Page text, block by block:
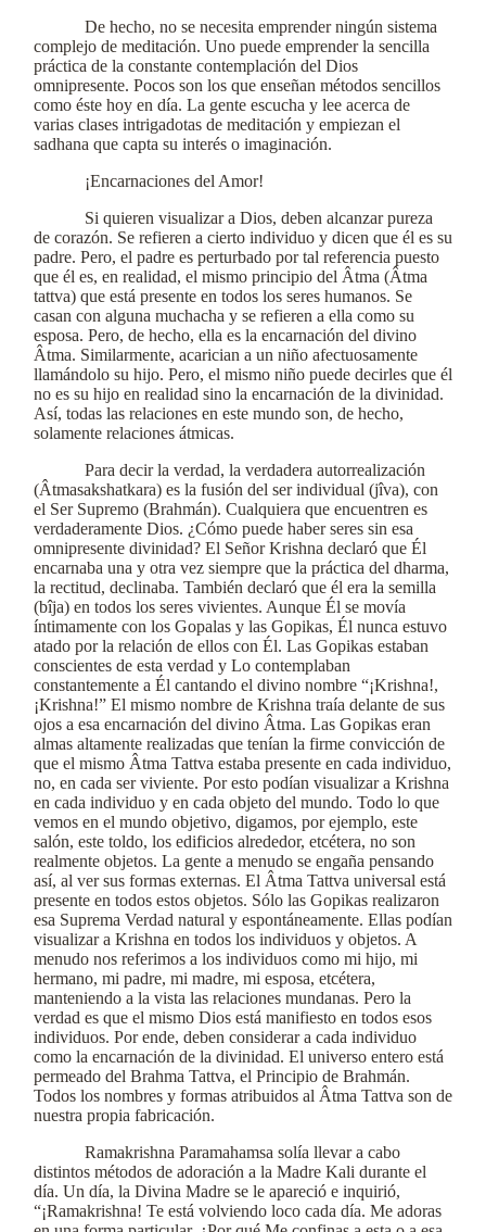
De hecho, no se necesita emprender ningún sistema
complejo de meditación. Uno puede emprender la sencilla
práctica de la constante contemplación del Dios
omnipresente. Pocos son los que enseñan métodos sencillos
como éste hoy en día. La gente escucha y lee acerca de
varias clases intrigadotas de meditación y empiezan el
sadhana que capta su interés o imaginación.
¡Encarnaciones del Amor!
Si quieren visualizar a Dios, deben alcanzar pureza
de corazón. Se refieren a cierto individuo y dicen que él es su
padre. Pero, el padre es perturbado por tal referencia puesto
que él es, en realidad, el mismo principio del Âtma (Âtma
tattva) que está presente en todos los seres humanos. Se
casan con alguna muchacha y se refieren a ella como su
esposa. Pero, de hecho, ella es la encarnación del divino
Âtma. Similarmente, acarician a un niño afectuosamente
llamándolo su hijo. Pero, el mismo niño puede decirles que él
no es su hijo en realidad sino la encarnación de la divinidad.
Así, todas las relaciones en este mundo son, de hecho,
solamente relaciones átmicas.
Para decir la verdad, la verdadera autorrealización
(Âtmasakshatkara) es la fusión del ser individual (jîva), con
el Ser Supremo (Brahmán). Cualquiera que encuentren es
verdaderamente Dios. ¿Cómo puede haber seres sin esa
omnipresente divinidad? El Señor Krishna declaró que Él
encarnaba una y otra vez siempre que la práctica del dharma,
la rectitud, declinaba. También declaró que él era la semilla
(bîja) en todos los seres vivientes. Aunque Él se movía
íntimamente con los Gopalas y las Gopikas, Él nunca estuvo
atado por la relación de ellos con Él. Las Gopikas estaban
conscientes de esta verdad y Lo contemplaban
constantemente a Él cantando el divino nombre “¡Krishna!,
¡Krishna!” El mismo nombre de Krishna traía delante de sus
ojos a esa encarnación del divino Âtma. Las Gopikas eran
almas altamente realizadas que tenían la firme convicción de
que el mismo Âtma Tattva estaba presente en cada individuo,
no, en cada ser viviente. Por esto podían visualizar a Krishna
en cada individuo y en cada objeto del mundo. Todo lo que
vemos en el mundo objetivo, digamos, por ejemplo, este
salón, este toldo, los edificios alrededor, etcétera, no son
realmente objetos. La gente a menudo se engaña pensando
así, al ver sus formas externas. El Âtma Tattva universal está
presente en todos estos objetos. Sólo las Gopikas realizaron
esa Suprema Verdad natural y espontáneamente. Ellas podían
visualizar a Krishna en todos los individuos y objetos. A
menudo nos referimos a los individuos como mi hijo, mi
hermano, mi padre, mi madre, mi esposa, etcétera,
manteniendo a la vista las relaciones mundanas. Pero la
verdad es que el mismo Dios está manifiesto en todos esos
individuos. Por ende, deben considerar a cada individuo
como la encarnación de la divinidad. El universo entero está
permeado del Brahma Tattva, el Principio de Brahmán.
Todos los nombres y formas atribuidos al Âtma Tattva son de
nuestra propia fabricación.
Ramakrishna Paramahamsa solía llevar a cabo
distintos métodos de adoración a la Madre Kali durante el
día. Un día, la Divina Madre se le apareció e inquirió,
“¡Ramakrishna! Te está volviendo loco cada día. Me adoras